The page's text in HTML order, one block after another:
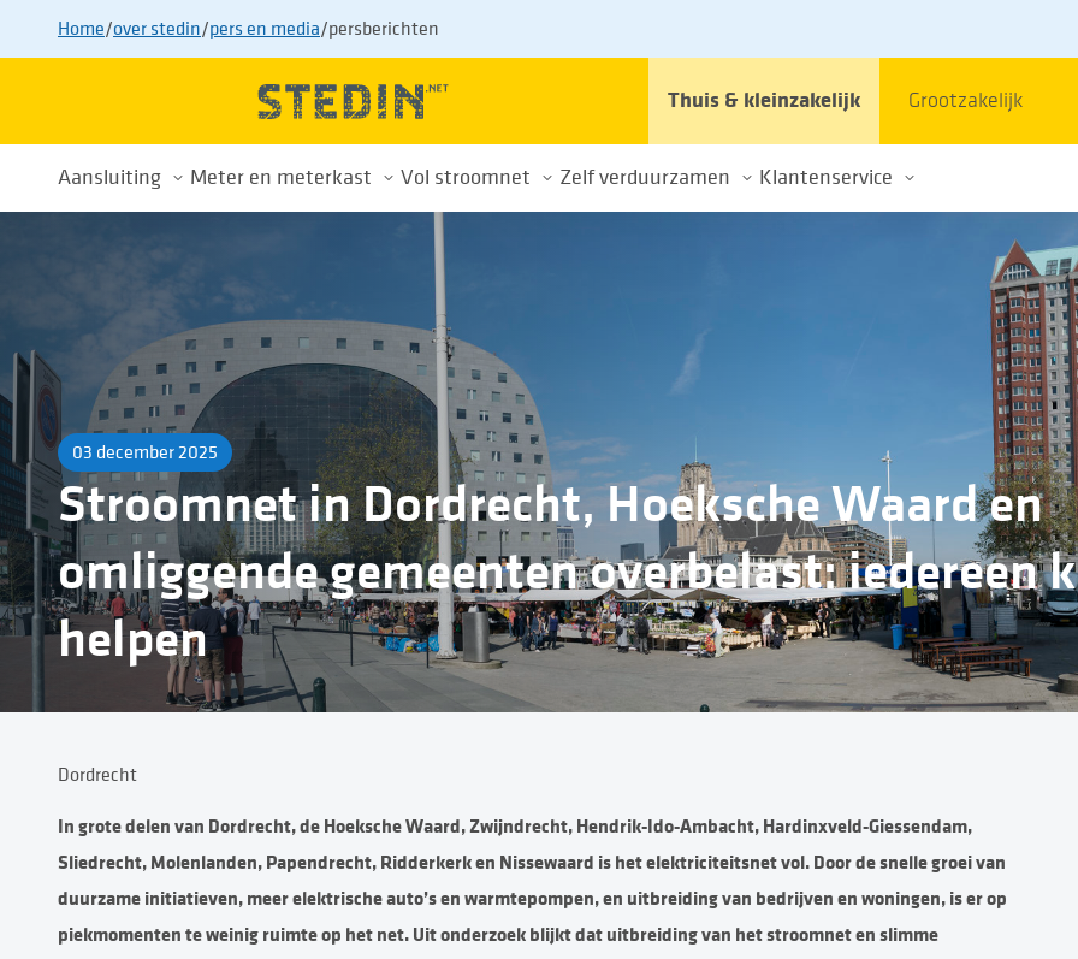
Home/over stedin/pers en media/persberichten
Thuis & kleinzakelijk Grootzakelijk
Aansluiting
Alles over uw aansluiting
Nieuwe aansluiting
Aansluiting aanpassen
Aansluiting verwijderen
Tarieven
Voorkom afsluiting
Meter en meterkast
Energiemeters
Energiemeterwissel
Slimme meter
Privacy
Vol stroomnet
Drukte op het stroomnet
Wachtlijst
Tips voor slim gebruik energienet
Buurtaanpak
Zelf verduurzamen Klantenservice
03 december 2025
Stroomnet in Dordrecht, Hoeksche Waard en
omliggende gemeenten overbelast: iedereen
helpen
Dordrecht
In grote delen van Dordrecht, de Hoeksche Waard, Zwijndrecht, Hendrik-Ido-Ambacht, Hardinxveld-Giessendam,
Sliedrecht, Molenlanden, Papendrecht, Ridderkerk en Nissewaard is het elektriciteitsnet vol. Door de snelle groei van
duurzame initiatieven, meer elektrische auto’s en warmtepompen, en uitbreiding van bedrijven en woningen, is er op
piekmomenten te weinig ruimte op het net. Uit onderzoek blijkt dat uitbreiding van het stroomnet en slimme